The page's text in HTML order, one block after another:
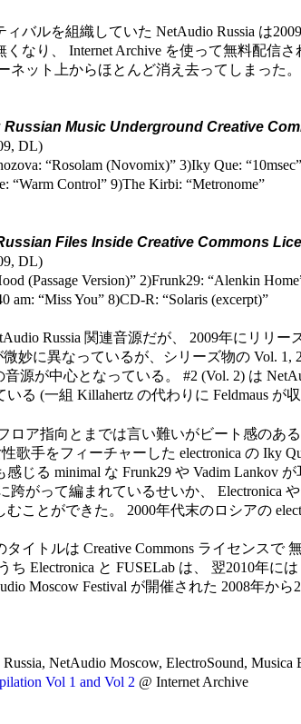
バルを組織していた NetAudio Russia は
くなり、 Internet Archive を使って無料配信
ネット上からほとんど消え去ってしまった。
Music Underground Creative
DL)
“Rosolam (Novomix)” 3)Iky Que:
“Warm Control” 9)The Kirbi: “Metronome”
Files Inside Creative Commons
DL)
(Passage Version)” 2)Frunk29: “Alenkin
am: “Miss You” 8)CD-R: “Solaris (excerpt)”
Russia 関連音源だが、 2009年にリリ
妙に異なっているが、シリーズ物の Vol. 1,
音源が中心となっている。 #2 (Vol. 2) は
る (一組 Killahertz の代わりに Feldmaus が
ロア指向とまでは言い難いがビート感のあ
歌手をフィーチャーした electronica の Iky
じる minimal な Frunk29 や Vadim Lankov
跨がって編まれているせいか、 Electronica
ことができた。 2000年代末のロシアの
イトルは Creative Commons ライセンス
ち Electronica と FUSELab は、 翌2010年
Moscow Festival が開催された 2008年
NetAudio Moscow, ElectroSound, Musica
Vol 1 and Vol 2@ Internet Archive